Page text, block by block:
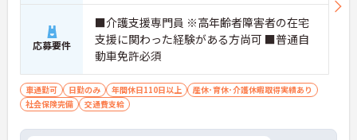
応募要件
■介護支援専門員 ※高年齢者障害者の在宅
支援に関わった経験がある方尚可 ■普通自
動車免許必須
車通勤可 日勤のみ 年間休日110日以上
産休･育休･介護休暇取得実績あり
社会保険完備
交通費支給